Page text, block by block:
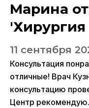
Марина
'Хирургия
11 сентября
Консультация
отличные! Врач
консультацию
Центр рекомендую.